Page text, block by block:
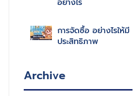
อย่างไร
การจัดซื้อ อย่างไรให้มี
ประสิทธิภาพ
Archive